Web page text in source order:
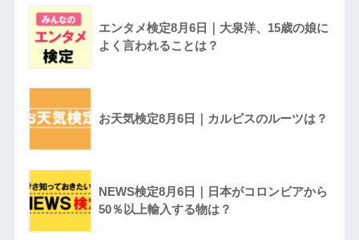
エンタメ検定8月6日｜大泉洋、15歳の娘に
よく言われることは？
お天気検定8月6日｜カルピスのルーツは？
NEWS検定8月6日｜日本がコロンビアから
50％以上輸入する物は？